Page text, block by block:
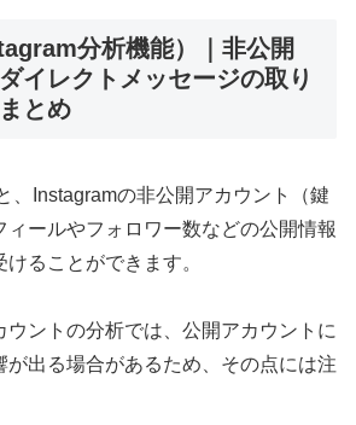
分析機能）｜非公開
イレクトメッセージの取り
とめ
、Instagramの非公開アカウント（鍵
ィールやフォロワー数などの公開情報
ることができます。
ウントの分析では、公開アカウントに
が出る場合があるため、その点には注